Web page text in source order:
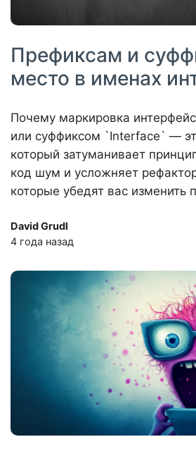
Префиксам и
место в именах
Почему маркировка
или суффиксом `Interface` —
который затуманивает
код шум и усложняет
которые убедят вас изменить
David Grudl
4 года назад